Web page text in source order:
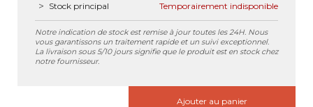
Stock principal Temporairement indisponible
Notre indication de stock est remise à jour toutes les 24H. Nous
vous garantissons un traitement rapide et un suivi exceptionnel.
La livraison sous 5/10 jours signifie que le produit est en stock chez
notre fournisseur.
Ajouter au panier